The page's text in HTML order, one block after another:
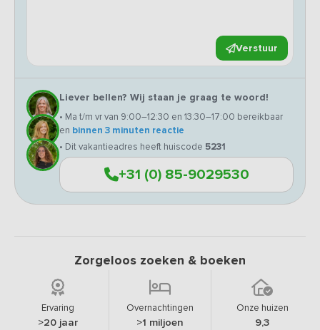
Verstuur
Liever bellen? Wij staan je graag te woord!
• Ma t/m vr van 9:00–12:30 en 13:30–17:00 bereikbaar
en binnen 3 minuten reactie
• Dit vakantieadres heeft huiscode 5231
+31 (0) 85-9029530
Zorgeloos zoeken & boeken
Ervaring
>20 jaar
Overnachtingen
>1 miljoen
Onze huizen
9,3